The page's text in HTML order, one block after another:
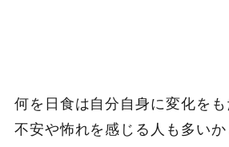
何を日食は自分自身に変化をも
不安や怖れを感じる人も多いか